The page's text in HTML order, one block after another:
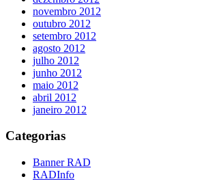
novembro 2012
outubro 2012
setembro 2012
agosto 2012
julho 2012
junho 2012
maio 2012
abril 2012
janeiro 2012
Categorias
Banner RAD
RADInfo